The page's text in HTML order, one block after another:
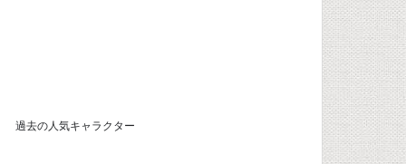
過去の人気キャラクター